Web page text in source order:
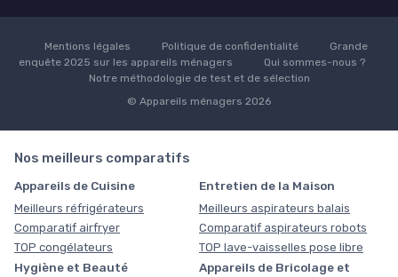
Mentions légales Politique de confidentialité
Grande
enquête 2025 sur les appareils ménagers
Qui sommes-nous ?
Notre méthodologie de test et de sélection
© Appareils ménagers 2026
Nos meilleurs comparatifs
Appareils de Cuisine
Meilleurs réfrigérateurs
Comparatif airfryer
TOP congélateurs
Entretien de la Maison
Meilleurs aspirateurs balais
Comparatif aspirateurs robots
TOP lave-vaisselles pose libre
Hygiène et Beauté
Appareils de Bricolage et